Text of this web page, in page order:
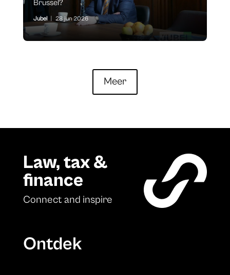
Brussel?
Jubel 28 jun 2026
Meer
Law, tax &
finance
Connect and inspire
Ontdek